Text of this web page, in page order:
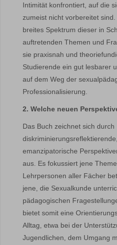
Intimität konfrontiert, auf die
zumeist nicht vorbereitet
breites Spektrum dieser in
auftretenden Themen und
sie praxisnah und
Studierende ein gut lesbarer
auf dem Weg der
Professionalisierung.
2. Welche neuen
Das Buch zeichnet sich durch
emanzipatorische
aus. Es fokussiert jene
Lehrpersonen aller Fächer
jene, die Sexualkunde
pädagogischen
bietet somit eine
Alltag, etwa bei der
Jugendlichen, dem Umgang